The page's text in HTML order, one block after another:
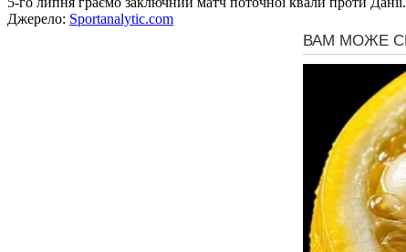
Джерело: Sportanalytic.com